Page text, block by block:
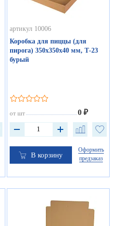
артикул 10006
Коробка для пиццы (для
пирога) 350х350х40 мм, Т-23
бурый
от шт 0 ₽
В корзину
Оформить
предзаказ